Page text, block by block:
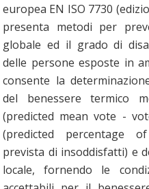
europea EN ISO 7730
presenta metodi per
globale ed il grado di
delle persone esposte in
consente la
del benessere termico
(predicted mean vote -
(predicted percentage
prevista di insoddisfatti) e
locale, fornendo le